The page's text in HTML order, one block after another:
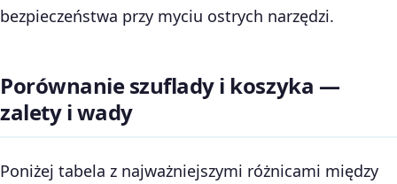
bezpieczeństwa przy myciu ostrych narzędzi.
Porównanie szuflady i koszyka —
zalety i wady
Poniżej tabela z najważniejszymi różnicami między